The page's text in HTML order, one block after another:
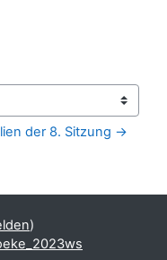
der 8. Sitzung →
)